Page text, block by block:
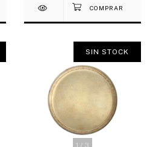
1 / 3
SIN STOCK